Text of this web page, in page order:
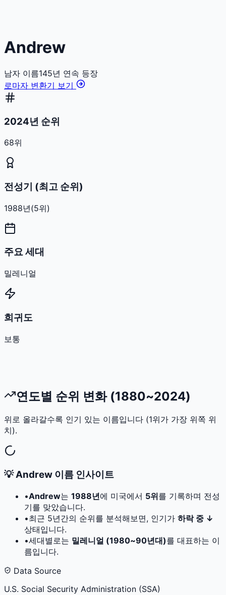
Andrew
남자 이름145년 연속 등장
로마자 변환기 보기
2024년 순위
68위
전성기 (최고 순위)
1988년(5위)
주요 세대
밀레니얼
희귀도
보통
연도별 순위 변화 (1880~2024)
위로 올라갈수록 인기 있는 이름입니다 (1위가 가장 위쪽 위
치).
💡Andrew 이름 인사이트
•Andrew는 1988년에 미국에서 5위를 기록하며 전성
기를 맞았습니다.
•최근 5년간의 순위를 분석해보면, 인기가 하락 중 ↓
상태입니다.
•세대별로는 밀레니얼 (1980~90년대)를 대표하는 이
름입니다.
Data Source
U.S. Social Security Administration (SSA)